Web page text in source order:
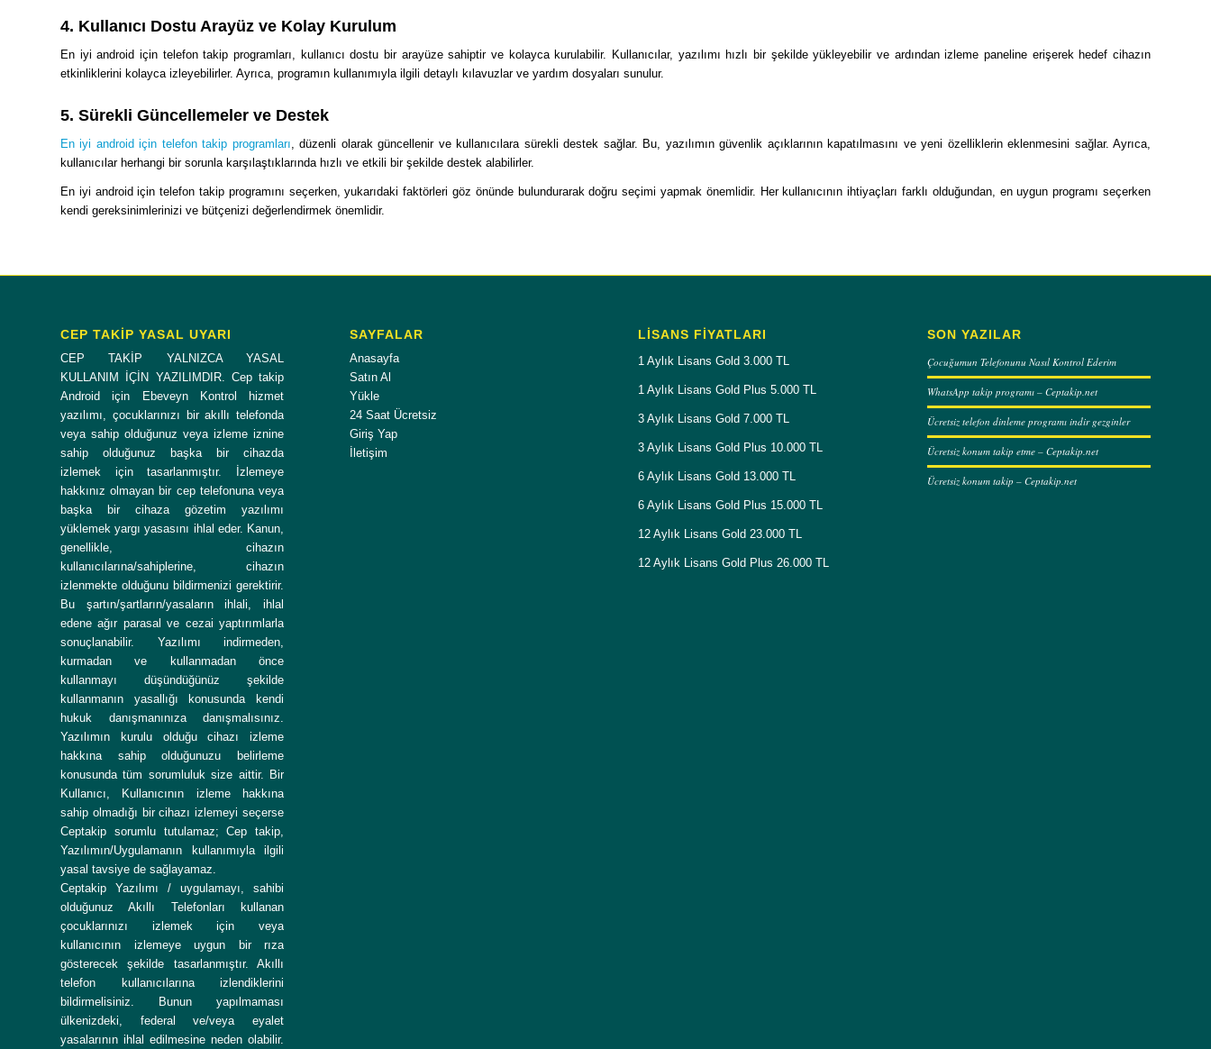
4. Kullanıcı Dostu Arayüz ve Kolay Kurulum
En iyi android için telefon takip programları, kullanıcı dostu bir arayüze sahiptir ve kolayca kurulabilir. Kullanıcılar, yazılımı hızlı bir şekilde yükleyebilir ve ardından izleme paneline erişerek hedef cihazın
etkinliklerini kolayca izleyebilirler. Ayrıca, programın kullanımıyla ilgili detaylı kılavuzlar ve yardım dosyaları sunulur.
5. Sürekli Güncellemeler ve Destek
En iyi android için telefon takip programları, düzenli olarak güncellenir ve kullanıcılara sürekli destek sağlar. Bu, yazılımın güvenlik açıklarının kapatılmasını ve yeni özelliklerin eklenmesini sağlar. Ayrıca,
kullanıcılar herhangi bir sorunla karşılaştıklarında hızlı ve etkili bir şekilde destek alabilirler.
En iyi android için telefon takip programını seçerken, yukarıdaki faktörleri göz önünde bulundurarak doğru seçimi yapmak önemlidir. Her kullanıcının ihtiyaçları farklı olduğundan, en uygun programı seçerken
kendi gereksinimlerinizi ve bütçenizi değerlendirmek önemlidir.
CEP TAKİP YASAL UYARI
CEP TAKİP YALNIZCA YASAL
KULLANIM İÇİN YAZILIMDIR. Cep takip
Android için Ebeveyn Kontrol hizmet
yazılımı, çocuklarınızı bir akıllı telefonda
veya sahip olduğunuz veya izleme iznine
sahip olduğunuz başka bir cihazda
izlemek için tasarlanmıştır. İzlemeye
hakkınız olmayan bir cep telefonuna veya
başka bir cihaza gözetim yazılımı
yüklemek yargı yasasını ihlal eder. Kanun,
genellikle, cihazın
kullanıcılarına/sahiplerine, cihazın
izlenmekte olduğunu bildirmenizi gerektirir.
Bu şartın/şartların/yasaların ihlali, ihlal
edene ağır parasal ve cezai yaptırımlarla
sonuçlanabilir. Yazılımı indirmeden,
kurmadan ve kullanmadan önce
kullanmayı düşündüğünüz şekilde
kullanmanın yasallığı konusunda kendi
hukuk danışmanınıza danışmalısınız.
Yazılımın kurulu olduğu cihazı izleme
hakkına sahip olduğunuzu belirleme
konusunda tüm sorumluluk size aittir. Bir
Kullanıcı, Kullanıcının izleme hakkına
sahip olmadığı bir cihazı izlemeyi seçerse
Ceptakip sorumlu tutulamaz; Cep takip,
Yazılımın/Uygulamanın kullanımıyla ilgili
yasal tavsiye de sağlayamaz.
Ceptakip Yazılımı / uygulamayı, sahibi
olduğunuz Akıllı Telefonları kullanan
çocuklarınızı izlemek için veya
kullanıcının izlemeye uygun bir rıza
gösterecek şekilde tasarlanmıştır. Akıllı
telefon kullanıcılarına izlendiklerini
bildirmelisiniz. Bunun yapılmaması
ülkenizdeki, federal ve/veya eyalet
yasalarının ihlal edilmesine neden olabilir.
SAYFALAR
Anasayfa
Satın Al
Yükle
24 Saat Ücretsiz
Giriş Yap
İletişim
LISANS FIYATLARI
1 Aylık Lisans Gold 3.000 TL
1 Aylık Lisans Gold Plus 5.000 TL
3 Aylık Lisans Gold 7.000 TL
3 Aylık Lisans Gold Plus 10.000 TL
6 Aylık Lisans Gold 13.000 TL
6 Aylık Lisans Gold Plus 15.000 TL
12 Aylık Lisans Gold 23.000 TL
12 Aylık Lisans Gold Plus 26.000 TL
SON YAZILAR
Çocuğumun Telefonunu Nasıl Kontrol Ederim
WhatsApp takip programı – Ceptakip.net
Ücretsiz telefon dinleme programı indir gezginler
Ücretsiz konum takip etme – Ceptakip.net
Ücretsiz konum takip – Ceptakip.net